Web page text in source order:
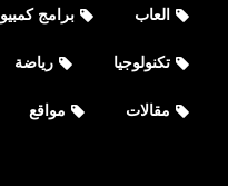
العاب برامج
تكنولوجيا رياضة
مقالات مواقع